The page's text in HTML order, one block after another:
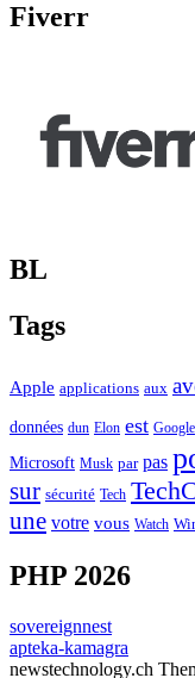
Fiverr
BL
Tags
Apple applications aux
données dun Elon est Google
Microsoft Musk par pas
sur sécurité Tech
une votre vous Watch
PHP 2026
sovereignnest
apteka-kamagra
newstechnology.ch